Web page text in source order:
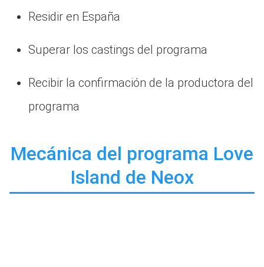
Residir en España
Superar los castings del programa
Recibir la confirmación de la productora del
programa
Mecánica del programa Love
Island de Neox